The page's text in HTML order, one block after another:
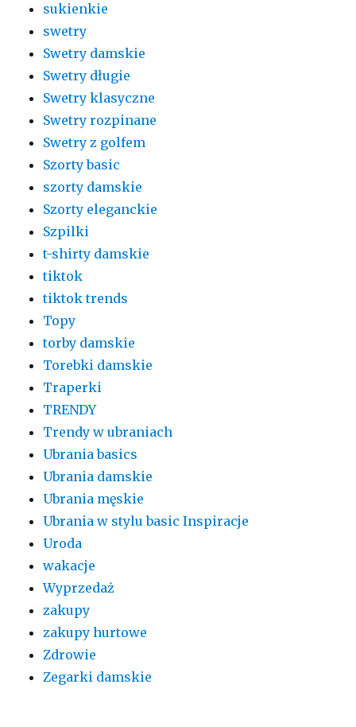
sukienkie
swetry
Swetry damskie
Swetry długie
Swetry klasyczne
Swetry rozpinane
Swetry z golfem
Szorty basic
szorty damskie
Szorty eleganckie
Szpilki
t-shirty damskie
tiktok
tiktok trends
Topy
torby damskie
Torebki damskie
Traperki
TRENDY
Trendy w ubraniach
Ubrania basics
Ubrania damskie
Ubrania męskie
Ubrania w stylu basic Inspiracje
Uroda
wakacje
Wyprzedaż
zakupy
zakupy hurtowe
Zdrowie
Zegarki damskie